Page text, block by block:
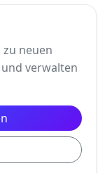
neuen
und verwalten